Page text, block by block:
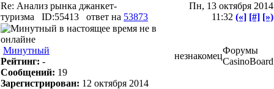
Re: Анализ рынка джанкет-
туризма
ID:55413 ответ на 53873
Пн, 13 октября 2014
11:32 («] [#] [»)
Минутный
Рейтинг: -
Сообщений: 19
Зарегистрирован: 12 октября 2014
незнакомец
Форумы
CasinoBoard